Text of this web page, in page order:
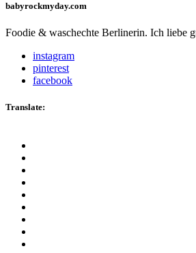
babyrockmyday.com
Foodie & waschechte Berlinerin. Ich liebe
instagram
pinterest
facebook
Translate: